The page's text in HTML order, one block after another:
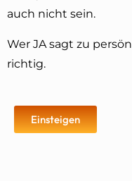
auch nicht sein.
Wer JA sagt zu
richtig.
Einsteigen